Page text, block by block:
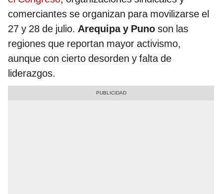
comerciantes se organizan para movilizarse el
27 y 28 de julio. Arequipa y Puno son las
regiones que reportan mayor activismo,
aunque con cierto desorden y falta de
liderazgos.